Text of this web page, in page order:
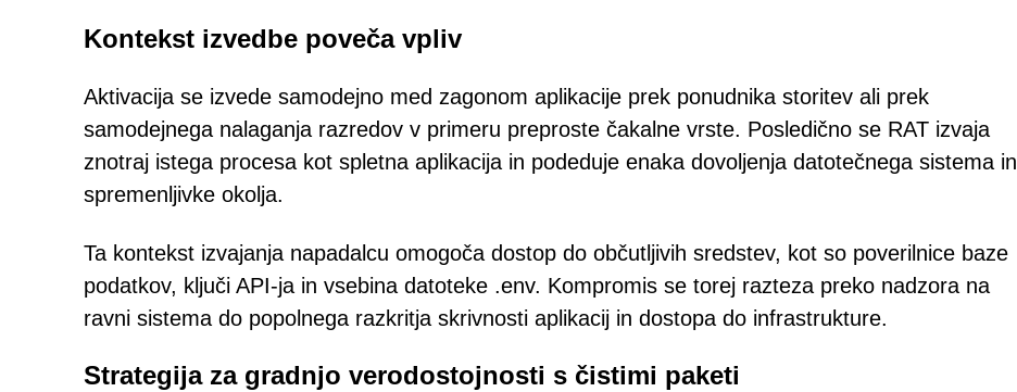
Kontekst izvedbe poveča vpliv
Aktivacija se izvede samodejno med zagonom aplikacije prek ponudnika storitev ali prek
samodejnega nalaganja razredov v primeru preproste čakalne vrste. Posledično se RAT izvaja
znotraj istega procesa kot spletna aplikacija in podeduje enaka dovoljenja datotečnega sistema in
spremenljivke okolja.
Ta kontekst izvajanja napadalcu omogoča dostop do občutljivih sredstev, kot so poverilnice baze
podatkov, ključi API-ja in vsebina datoteke .env. Kompromis se torej razteza preko nadzora na
ravni sistema do popolnega razkritja skrivnosti aplikacij in dostopa do infrastrukture.
Strategija za gradnjo verodostojnosti s čistimi paketi